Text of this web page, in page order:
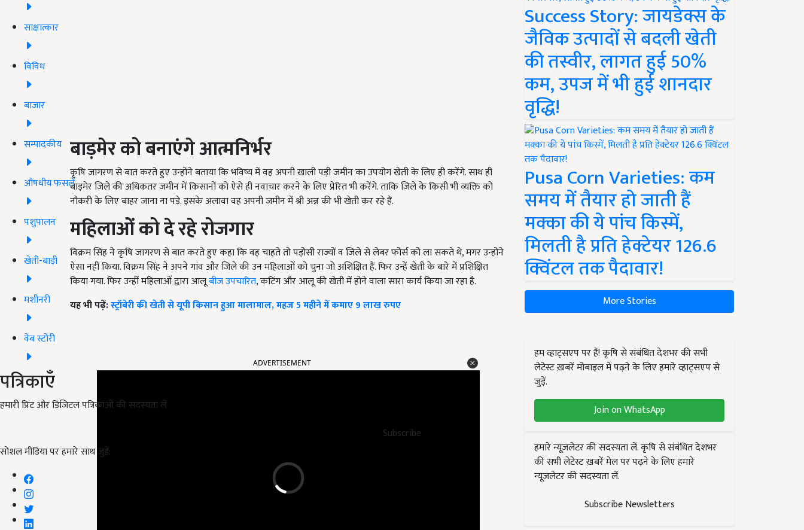
साक्षात्कार
विविध
बाजार
सम्पादकीय
औषधीय फसलें
पशुपालन
खेती-बाड़ी
मशीनरी
वेब स्टोरी
पत्रिकाएँ
हमारी प्रिंट और डिजिटल पत्रिकाओं की सदस्यता लें
Subscribe
सोशल मीडिया पर हमारे साथ जुड़ें:
बाड़मेर को बनाएंगे आत्मनिर्भर
कृषि जागरण से बात करते हुए उन्होंने बताया कि भविष्य में वह अपनी खाली पड़ी जमीन का उपयोग खेती के लिए ही करेंगे. साथ ही
बाड़मेर जिले की अधिकतर जमीन में किसानों को ऐसे ही नवाचार करने के लिए प्रेरित भी करेंगे. ताकि जिले के किसी भी व्यक्ति को
नौकरी के लिए बाहर जाना ना पड़े. इसके अलावा वह अपनी जमीन में श्री अन्न की भी खेती कर रहे हैं.
महिलाओं को दे रहे रोजगार
विक्रम सिंह ने कृषि जागरण से बात करते हुए कहा कि वह चाहते तो पड़ोसी राज्यों व जिले से लेबर फोर्स को ला सकते थे, मगर उन्होंने
ऐसा नहीं किया. विक्रम सिंह ने अपने गांव और जिले की उन महिलाओं को चुना जो अशिक्षित हैं. फिर उन्हें खेती के बारे में प्रशिक्षित
किया गया. फिर उन्हीं महिलाओं द्वारा आलूबीज उपचारित, कटिंग और आलू की खेती में होने वाला सारा कार्य किया जा रहा है.
यह भी पढ़ें:स्ट्रॉबेरी की खेती से यूपी किसान हुआ मालामाल, महज 5 महीने में कमाए 9 लाख रुपए
Success Story: जायडेक्स के
जैविक उत्पादों से बदली खेती
की तस्वीर, लागत हुई 50%
कम, उपज में भी हुई शानदार
वृद्धि!
Pusa Corn Varieties: कम
समय में तैयार हो जाती हैं
मक्का की ये पांच किस्में,
मिलती है प्रति हेक्टेयर 126.6
क्विंटल तक पैदावार!
More Stories
हम व्हाट्सएप पर हैं! कृषि से संबंधित देशभर की सभी
लेटेस्ट ख़बरें मोबाइल में पढ़ने के लिए हमारे व्हाट्सएप से
जुड़ें.
Join on WhatsApp
हमारे न्यूज़लेटर की सदस्यता लें. कृषि से संबंधित देशभर
की सभी लेटेस्ट ख़बरें मेल पर पढ़ने के लिए हमारे
न्यूज़लेटर की सदस्यता लें.
Subscribe Newsletters